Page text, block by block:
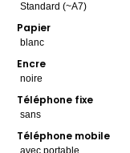
Papier
Encre
Téléphone fixe
Téléphone mobile